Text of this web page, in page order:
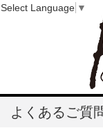
よくあるご質
Select Language ▼